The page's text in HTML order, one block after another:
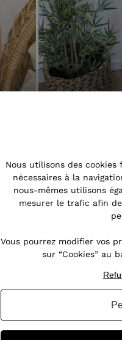
Nous utilisons des cookies
nécessaires à la
nous-mêmes utilisons
mesurer le trafic afin
Vous pourrez modifier vos
sur “Cookies” au